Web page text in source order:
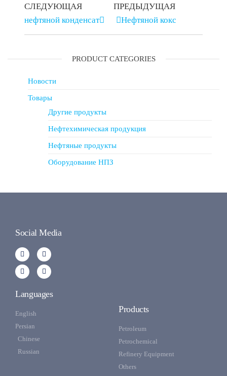
ПРЕДЫДУЩАЯ
Нефтяной кокс
СЛЕДУЮЩАЯ
нефтяной конденсат
PRODUCT CATEGORIES
Новости
Товары
Другие продукты
Нефтехимическая продукция
Нефтяные продукты
Оборудование НПЗ
Social Media
Languages
English
Persian
Chinese
Russian
Products
Petroleum
Petrochemical
Refinery Equipment
Others